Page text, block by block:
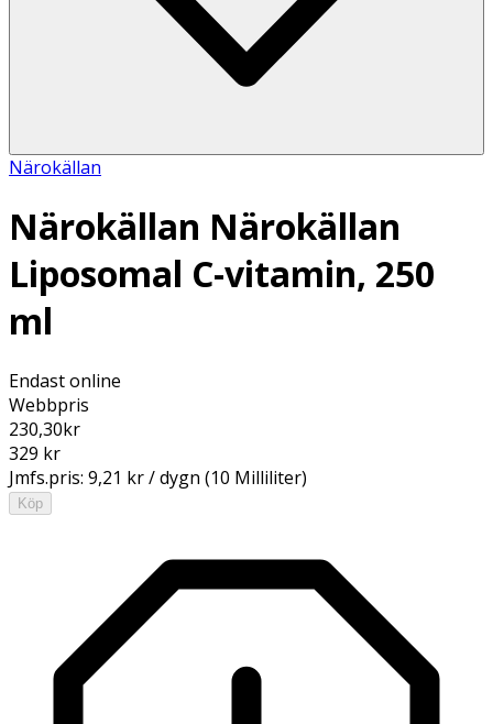
Närokällan
Närokällan Närokällan
Liposomal C-vitamin, 250
ml
Endast online
Webbpris
230,30kr
329 kr
Jmfs.pris: 9,21 kr / dygn (10 Milliliter)
Köp